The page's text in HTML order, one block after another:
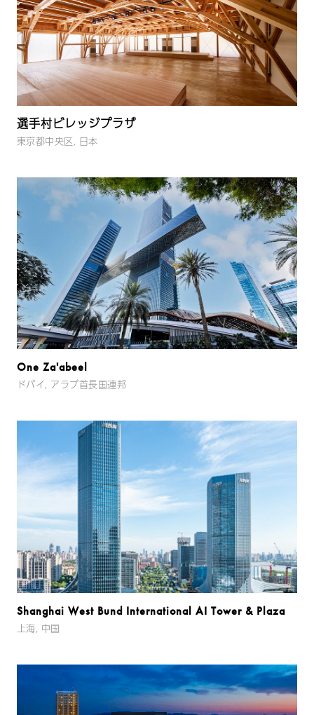
選手村ビレッジプラザ
東京都中央区, 日本
One Za'abeel
ドバイ, アラブ首長国連邦
Shanghai West Bund International AI Tower & Plaza
上海, 中国